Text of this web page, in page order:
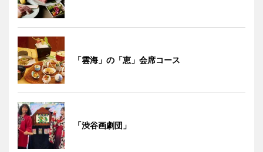
「雲海」の「恵」会席コース
「渋谷画劇団」